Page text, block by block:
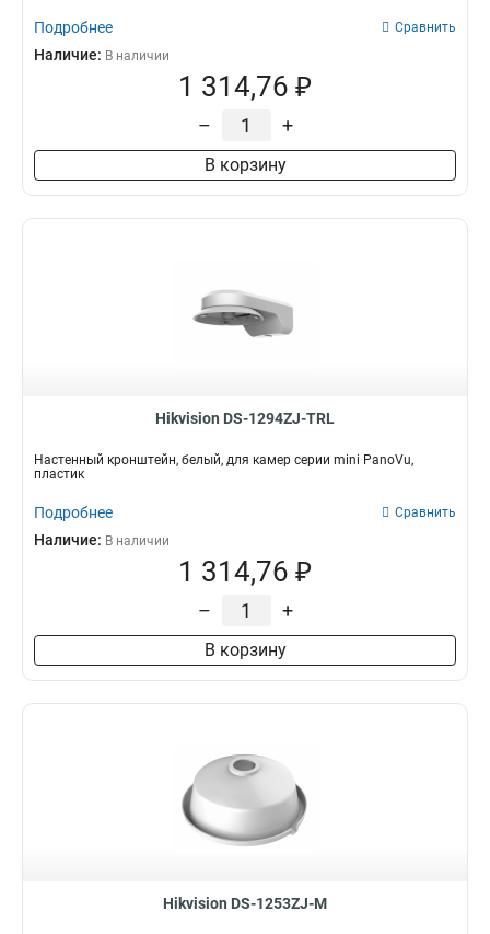
Подробнее Сравнить
Наличие: В наличии
1 314,76 ₽
– +
В корзину
Hikvision DS-1294ZJ-TRL
Настенный кронштейн, белый, для камер серии mini PanoVu,
пластик
Подробнее Сравнить
Наличие: В наличии
1 314,76 ₽
– +
В корзину
Hikvision DS-1253ZJ-M